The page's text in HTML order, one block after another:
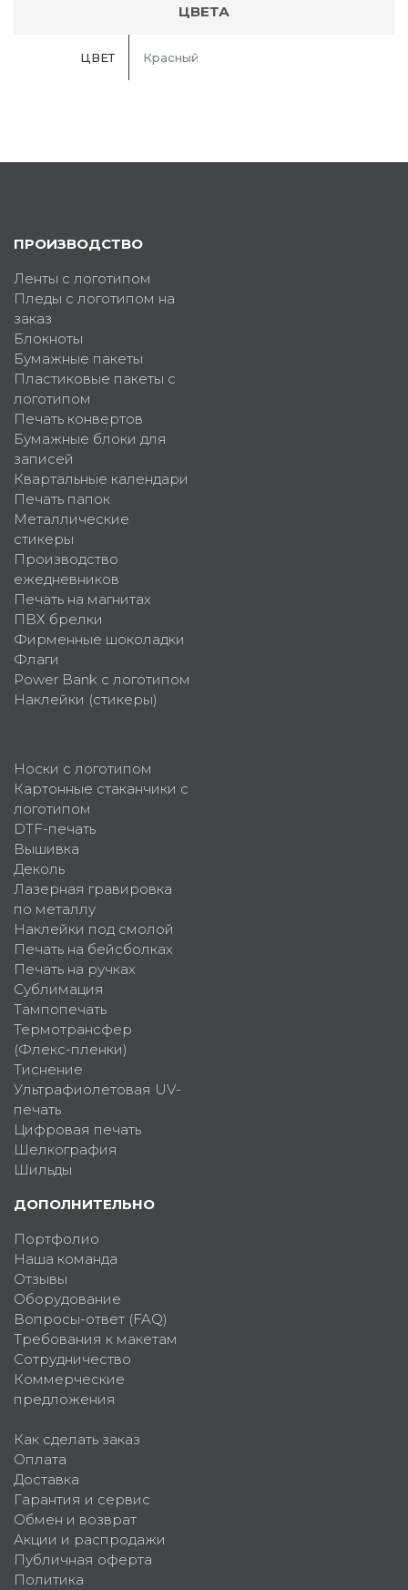
ЦВЕТА
ЦВЕТ Красный
ПРОИЗВОДСТВО
Ленты с логотипом
Пледы с логотипом на
заказ
Блокноты
Бумажные пакеты
Пластиковые пакеты с
логотипом
Печать конвертов
Бумажные блоки для
записей
Квартальные календари
Печать папок
Металлические
стикеры
Производство
ежедневников
Печать на магнитах
ПВХ брелки
Фирменные шоколадки
Флаги
Power Bank с логотипом
Наклейки (стикеры)
Носки с логотипом
Картонные стаканчики с
логотипом
DTF-печать
Вышивка
Деколь
Лазерная гравировка
по металлу
Наклейки под смолой
Печать на бейсболках
Печать на ручках
Сублимация
Тампопечать
Термотрансфер
(Флекс-пленки)
Тиснение
Ультрафиолетовая UV-
печать
Цифровая печать
Шелкография
Шильды
ДОПОЛНИТЕЛЬНО
Портфолио
Наша команда
Отзывы
Оборудование
Вопросы-ответ (FAQ)
Требования к макетам
Сотрудничество
Коммерческие
предложения
Как сделать заказ
Оплата
Доставка
Гарантия и сервис
Обмен и возврат
Акции и распродажи
Публичная оферта
Политика